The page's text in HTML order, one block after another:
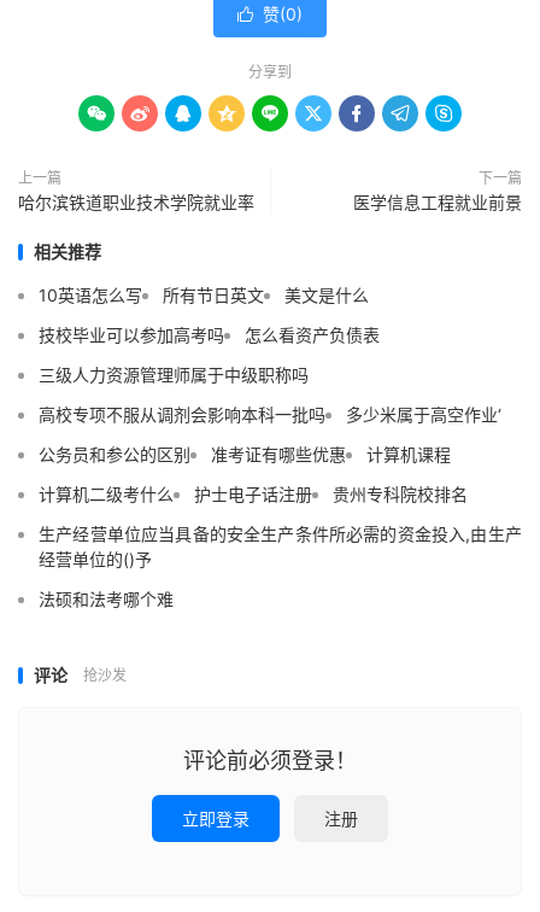
 赞(0)
分享到
        
上一篇
哈尔滨铁道职业技术学院就业率
下一篇
医学信息工程就业前景
相关推荐
10英语怎么写 所有节日英文
美文是什么
技校毕业可以参加高考吗
怎么看资产负债表
三级人力资源管理师属于中级职称吗
高校专项不服从调剂会影响本科一批吗
多少米属于高空作业‘
公务员和参公的区别
准考证有哪些优惠
计算机课程
计算机二级考什么
护士电子话注册
贵州专科院校排名
生产经营单位应当具备的安全生产条件所必需的资金投入,由生产
经营单位的()予
法硕和法考哪个难
评论 抢沙发
评论前必须登录！
立即登录 注册